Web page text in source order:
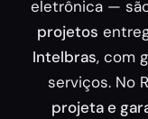
eletrônica —
projetos
Intelbras, com
serviços. No
projeta e